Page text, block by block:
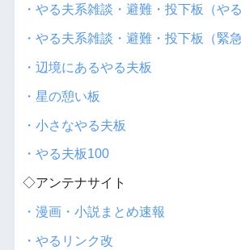
・やる夫系雑談・避難・投下板（やる
・やる夫系雑談・避難・投下板（緊
・辺境にあるやる夫板
・星の憩い板
・小さなやる夫板
・やる夫板100
◇アンテナサイト
・漫画・小説まとめ速報
・やるリンク改